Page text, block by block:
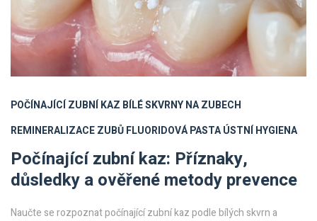
POČÍNAJÍCÍ ZUBNÍ KAZ BÍLÉ SKVRNY NA ZUBECH
REMINERALIZACE ZUBŮFLUORIDOVÁ PASTAÚSTNÍ HYGIENA
Počínající zubní kaz: Příznaky,
důsledky a ověřené metody prevence
Naučte se rozpoznat počínající zubní kaz podle bílých skvrn a